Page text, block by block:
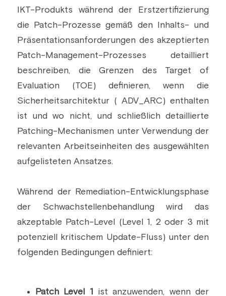
IKT-Produkts während der Erstzertifizierung
die Patch-Prozesse gemäß den Inhalts- und
Präsentationsanforderungen des akzeptierten
Patch-Management-Prozesses detailliert
beschreiben, die Grenzen des Target of
Evaluation (TOE) definieren, wenn die
Sicherheitsarchitektur ( ADV_ARC) enthalten
ist und wo nicht, und schließlich detaillierte
Patching-Mechanismen unter Verwendung der
relevanten Arbeitseinheiten des ausgewählten
aufgelisteten Ansatzes.
Während der Remediation-Entwicklungsphase
der Schwachstellenbehandlung wird das
akzeptable Patch-Level (Level 1, 2 oder 3 mit
potenziell kritischem Update-Fluss) unter den
folgenden Bedingungen definiert:
Patch Level 1
ist anzuwenden, wenn der